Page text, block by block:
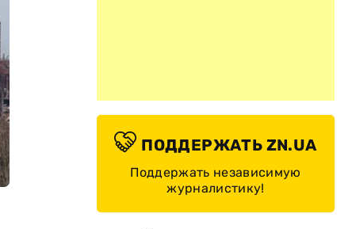
ПОДДЕРЖАТЬ ZN.UA
Поддержать независимую
журналистику!